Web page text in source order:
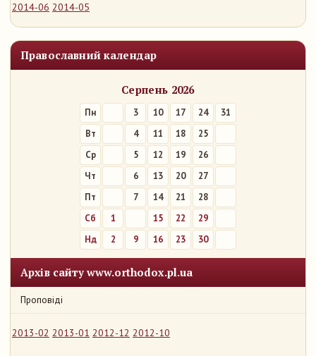
2014-06 2014-05
Православний календар
Серпень 2026
Пн 3 10 17 24
31
Вт
4 11 18
25
Ср
5 12 19
26
Чт
6 13 20
27
Пт
7 14 21
28
Сб
1 15 22
29
Нд
2 9 16 23 30
Архів сайту www.orthodox.pl.ua
Проповіді
2013-02 2013-01 2012-12 2012-10